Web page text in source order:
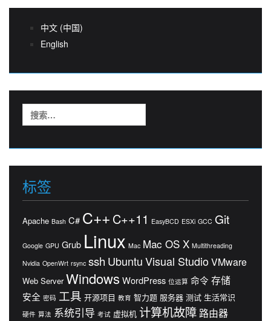
中文 (中国)
English
索：
标签
Apache Bash C# C++ C++11 EasyBCD ESXi GCC Git
Google GPU Grub Linux Mac Mac OS X Multithreading
Nvidia OpenWrt rsync ssh UbuntuVisual StudioVMware
Web Server Windows WordPress 位运算 命令 存储
安全 密码 工具 开源项目 教育 智力题 服务器 测试 生活常识
硬件 算法 系统引导 考试 虚拟机 计算机故障 路由器